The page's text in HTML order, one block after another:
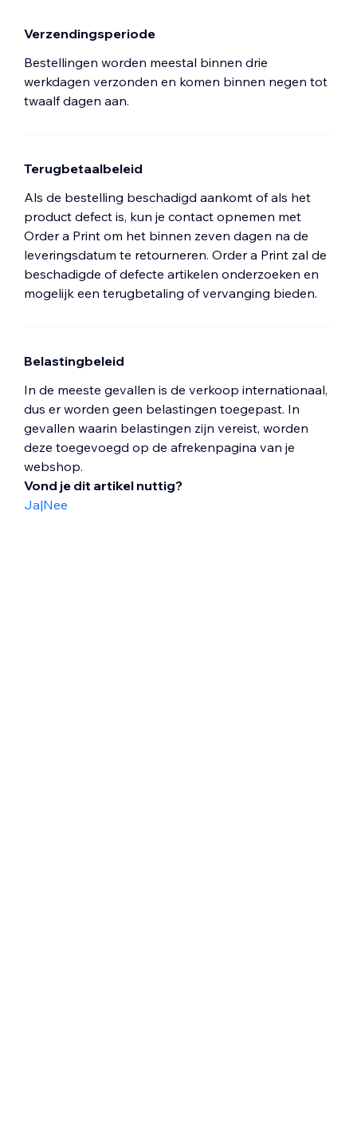
Verzendingsperiode
Bestellingen worden meestal binnen drie
werkdagen verzonden en komen binnen negen tot
twaalf dagen aan.
Terugbetaalbeleid
Als de bestelling beschadigd aankomt of als het
product defect is, kun je contact opnemen met
Order a Print om het binnen zeven dagen na de
leveringsdatum te retourneren. Order a Print zal de
beschadigde of defecte artikelen onderzoeken en
mogelijk een terugbetaling of vervanging bieden.
Belastingbeleid
In de meeste gevallen is de verkoop internationaal,
dus er worden geen belastingen toegepast. In
gevallen waarin belastingen zijn vereist, worden
deze toegevoegd op de afrekenpagina van je
webshop.
Vond je dit artikel nuttig?
Ja|Nee